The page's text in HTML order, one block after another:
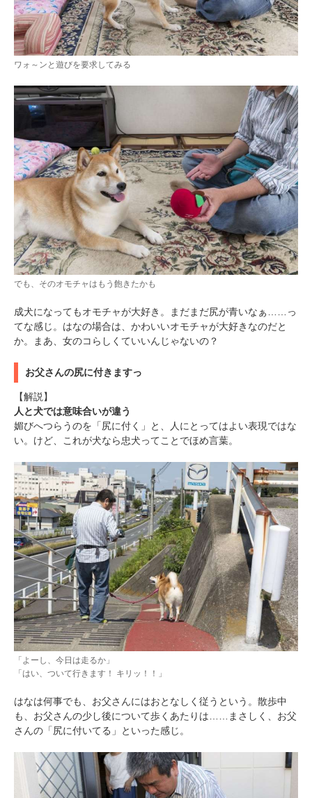
ワォ～ンと遊びを要求してみる
でも、そのオモチャはもう飽きたかも
成犬になってもオモチャが大好き。まだまだ尻が青いなぁ……っ
てな感じ。はなの場合は、かわいいオモチャが大好きなのだと
か。まあ、女のコらしくていいんじゃないの？
お父さんの尻に付きますっ
【解説】
人と犬では意味合いが違う
媚びへつらうのを「尻に付く」と、人にとってはよい表現ではな
い。けど、これが犬なら忠犬ってことでほめ言葉。
「よーし、今日は走るか」
「はい、ついて行きます！ キリッ！！」
はなは何事でも、お父さんにはおとなしく従うという。散歩中
も、お父さんの少し後について歩くあたりは……まさしく、お父
さんの「尻に付いてる」といった感じ。